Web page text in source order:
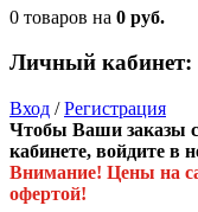
0 товаров на 0 руб.
Личный кабинет:
Вход /Регистрация
Чтобы Ваши заказы
кабинете, войдите в
Внимание! Цены на
офертой!